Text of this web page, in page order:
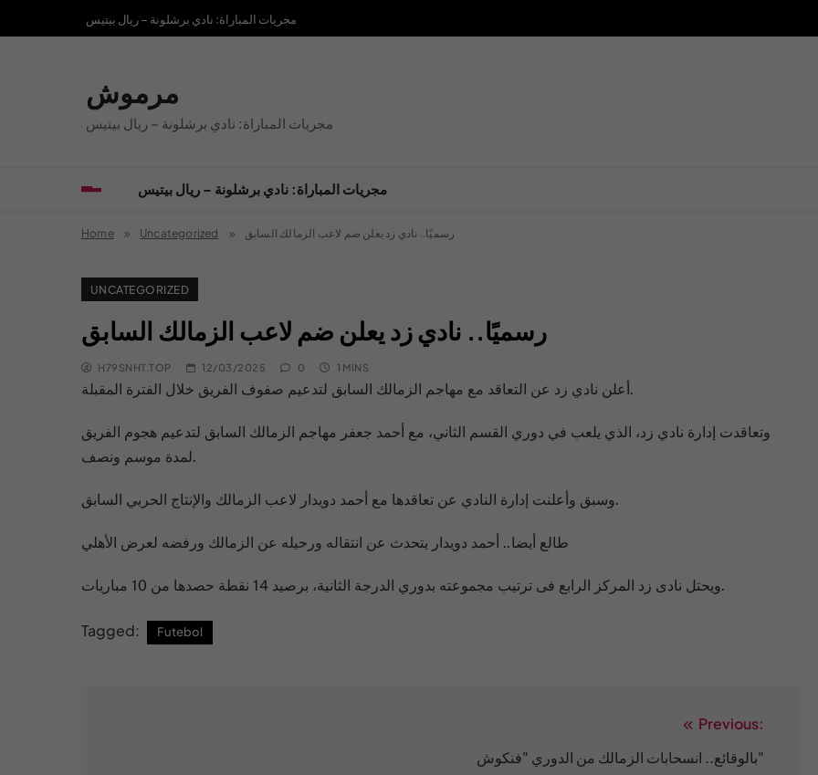
مجريات المباراة: نادي برشلونة – ريال بيتيس
مرموش
مجريات المباراة: نادي برشلونة – ريال بيتيس
مجريات المباراة: نادي برشلونة – ريال بيتيس
Home Uncategorized رسميًا.. نادي زد يعلن ضم لاعب الزمالك السابق
UNCATEGORIZED
رسميًا.. نادي زد يعلن ضم لاعب الزمالك السابق
H79SNHT.TOP 12/03/2025 0 1 MINS
أعلن نادي زد عن التعاقد مع مهاجم الزمالك السابق لتدعيم صفوف الفريق خلال الفترة المقبلة.
وتعاقدت إدارة نادي زد، الذي يلعب في دوري القسم الثاني، مع أحمد جعفر مهاجم الزمالك السابق لتدعيم هجوم الفريق
لمدة موسم ونصف.
وسبق وأعلنت إدارة النادي عن تعاقدها مع أحمد دويدار لاعب الزمالك والإنتاج الحربي السابق.
طالع أيضا.. أحمد دويدار يتحدث عن انتقاله ورحيله عن الزمالك ورفضه لعرض الأهلي
ويحتل نادى زد المركز الرابع فى ترتيب مجموعته بدوري الدرجة الثانية، برصيد 14 نقطة حصدها من 10 مباريات.
Tagged: Futebol
Previous:
بالوقائع.. انسحابات الزمالك من الدوري "فنكوش"